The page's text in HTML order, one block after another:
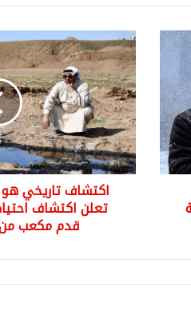
اكتشاف
تاريخي
هو
الأول
من
نوعه..
دولة
تعلن
اكتشاف
احتياطي
قدم
من
اكتشاف تاريخي هو
قدم مكعب من